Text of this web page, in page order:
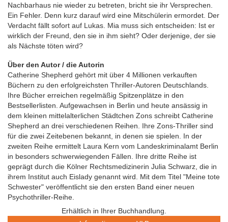
Nachbarhaus nie wieder zu betreten, bricht sie ihr Versprechen.
Ein Fehler. Denn kurz darauf wird eine Mitschülerin ermordet. Der
Verdacht fällt sofort auf Lukas. Mia muss sich entscheiden: Ist er
wirklich der Freund, den sie in ihm sieht? Oder derjenige, der sie
als Nächste töten wird?
Über den Autor / die Autorin
Catherine Shepherd gehört mit über 4 Millionen verkauften
Büchern zu den erfolgreichsten Thriller-Autoren Deutschlands.
Ihre Bücher erreichen regelmäßig Spitzenplätze in den
Bestsellerlisten. Aufgewachsen in Berlin und heute ansässig in
dem kleinen mittelalterlichen Städtchen Zons schreibt Catherine
Shepherd an drei verschiedenen Reihen. Ihre Zons-Thriller sind
für die zwei Zeitebenen bekannt, in denen sie spielen. In der
zweiten Reihe ermittelt Laura Kern vom Landeskriminalamt Berlin
in besonders schwerwiegenden Fällen. Ihre dritte Reihe ist
geprägt durch die Kölner Rechtsmedizinerin Julia Schwarz, die in
ihrem Institut auch Eislady genannt wird. Mit dem Titel "Meine tote
Schwester" veröffentlicht sie den ersten Band einer neuen
Psychothriller-Reihe.
Erhältlich in Ihrer Buchhandlung.